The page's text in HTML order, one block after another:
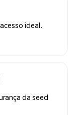
ideal.
da seed